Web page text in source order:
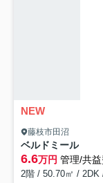
NEW
藤枝市田沼
ベルドミール
6.6万円 管理/共
2階 / 50.70㎡ / 2DK